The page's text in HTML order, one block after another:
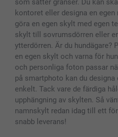
som sätter gränser. Du kan
kontoret eller designa en
göra en egen skylt med egen
skylt till sovrumsdörren eller
ytterdörren. Är du hundägare?
en egen skylt och varna för
och personliga foton passar
på smartphoto kan du
enkelt. Tack vare de färdiga
upphängning av skylten. Så
namnskylt redan idag till ett
snabb leverans!